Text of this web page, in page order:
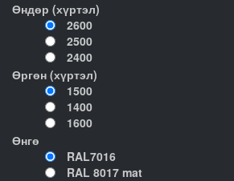
Өндөр (хүртэл)
2600
2500
2400
Өргөн (хүртэл)
1500
1400
1600
Өнгө
RAL7016
RAL 8017 mat